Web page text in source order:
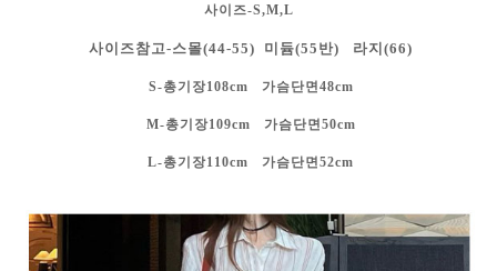
사이즈-S,M,L
사이즈참고-스몰(44-55) 미듐(55반) 라지(66)
S-총기장108cm 가슴단면48cm
M-총기장109cm 가슴단면50cm
L-총기장110cm 가슴단면52cm